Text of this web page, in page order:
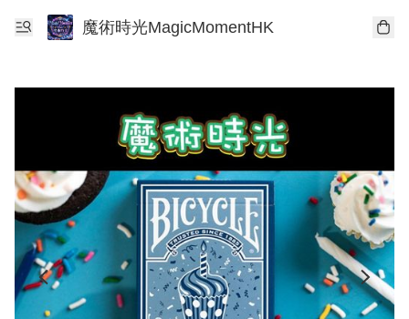
魔術時光MagicMomentHK